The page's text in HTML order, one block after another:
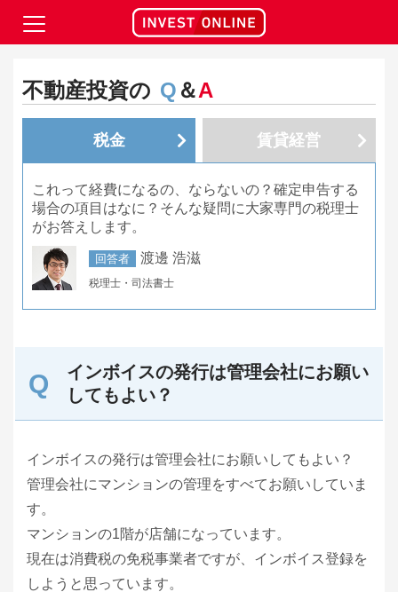
不動産投資の Q ＆A
税金 賃貸経営
これって経費になるの、ならないの？確定申告する
場合の項目はなに？そんな疑問に大家専門の税理士
がお答えします。
回答者 渡邊 浩滋
税理士・司法書士
インボイスの発行は管理会社にお願い
してもよい？
インボイスの発行は管理会社にお願いしてもよい？
管理会社にマンションの管理をすべてお願いしていま
す。
マンションの1階が店舗になっています。
現在は消費税の免税事業者ですが、インボイス登録を
しようと思っています。